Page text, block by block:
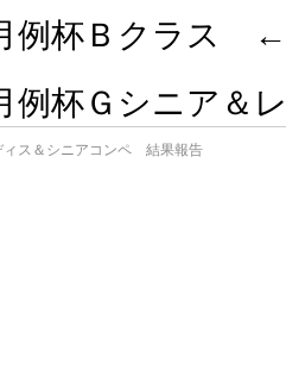
例杯Ｂクラス
例杯Ｇシニア
ス＆シニアコンペ 結果報告